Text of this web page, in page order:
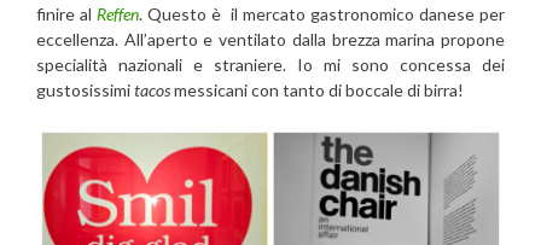
finire al Reffen. Questo è il mercato gastronomico danese per
eccellenza. All’aperto e ventilato dalla brezza marina propone
specialità nazionali e straniere. Io mi sono concessa dei
gustosissimitacosmessicani con tanto di boccale di birra!